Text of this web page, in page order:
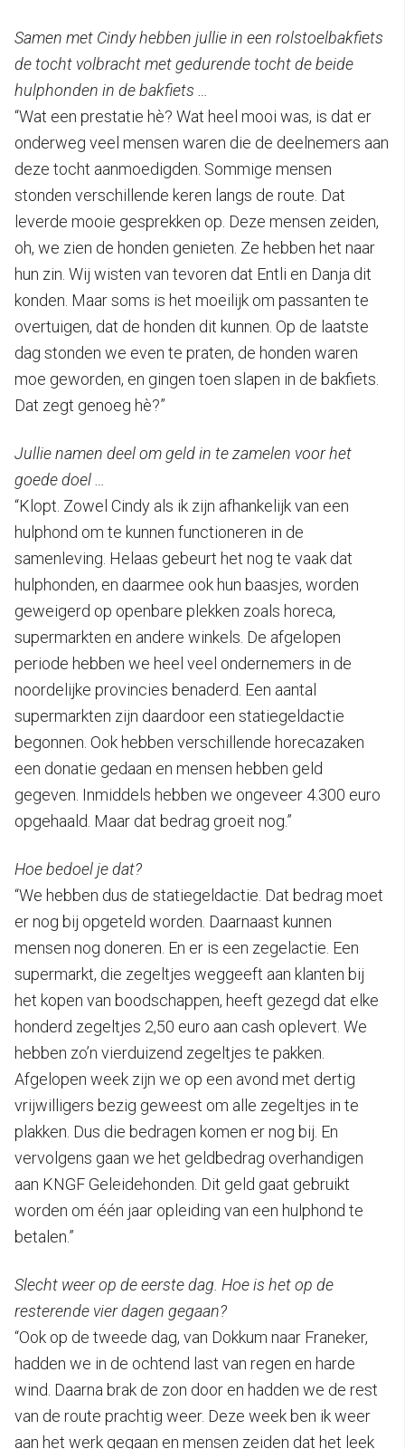
Samen met Cindy hebben jullie in een rolstoelbakfiets
de tocht volbracht met gedurende tocht de beide
hulphonden in de bakfiets …
“Wat een prestatie hè? Wat heel mooi was, is dat er
onderweg veel mensen waren die de deelnemers aan
deze tocht aanmoedigden. Sommige mensen
stonden verschillende keren langs de route. Dat
leverde mooie gesprekken op. Deze mensen zeiden,
oh, we zien de honden genieten. Ze hebben het naar
hun zin. Wij wisten van tevoren dat Entli en Danja dit
konden. Maar soms is het moeilijk om passanten te
overtuigen, dat de honden dit kunnen. Op de laatste
dag stonden we even te praten, de honden waren
moe geworden, en gingen toen slapen in de bakfiets.
Dat zegt genoeg hè?”
Jullie namen deel om geld in te zamelen voor het
goede doel …
“Klopt. Zowel Cindy als ik zijn afhankelijk van een
hulphond om te kunnen functioneren in de
samenleving. Helaas gebeurt het nog te vaak dat
hulphonden, en daarmee ook hun baasjes, worden
geweigerd op openbare plekken zoals horeca,
supermarkten en andere winkels. De afgelopen
periode hebben we heel veel ondernemers in de
noordelijke provincies benaderd. Een aantal
supermarkten zijn daardoor een statiegeldactie
begonnen. Ook hebben verschillende horecazaken
een donatie gedaan en mensen hebben geld
gegeven. Inmiddels hebben we ongeveer 4.300 euro
opgehaald. Maar dat bedrag groeit nog.”
Hoe bedoel je dat?
“We hebben dus de statiegeldactie. Dat bedrag moet
er nog bij opgeteld worden. Daarnaast kunnen
mensen nog doneren. En er is een zegelactie. Een
supermarkt, die zegeltjes weggeeft aan klanten bij
het kopen van boodschappen, heeft gezegd dat elke
honderd zegeltjes 2,50 euro aan cash oplevert. We
hebben zo’n vierduizend zegeltjes te pakken.
Afgelopen week zijn we op een avond met dertig
vrijwilligers bezig geweest om alle zegeltjes in te
plakken. Dus die bedragen komen er nog bij. En
vervolgens gaan we het geldbedrag overhandigen
aan KNGF Geleidehonden. Dit geld gaat gebruikt
worden om één jaar opleiding van een hulphond te
betalen.”
Slecht weer op de eerste dag. Hoe is het op de
resterende vier dagen gegaan?
“Ook op de tweede dag, van Dokkum naar Franeker,
hadden we in de ochtend last van regen en harde
wind. Daarna brak de zon door en hadden we de rest
van de route prachtig weer. Deze week ben ik weer
aan het werk gegaan en mensen zeiden dat het leek